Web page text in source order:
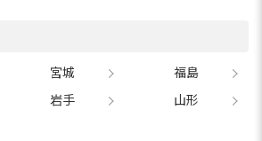
宮城
福島
岩手
山形